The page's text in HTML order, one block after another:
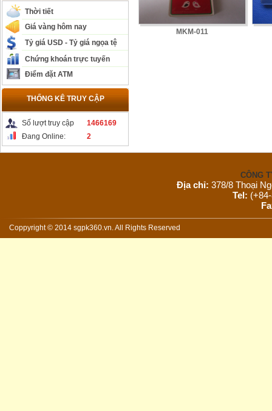
Thời tiết
Giá vàng hôm nay
Tỷ giá USD - Tỷ giá ngọa tệ
Chứng khoán trực tuyến
Điểm đặt ATM
THỐNG KÊ TRUY CẬP
Số lượt truy cập
1466169
Đang Online:
2
MKM-011
CÔNG
Địa chỉ: 378/8 Thoại
Tel:
Email:
Coppyright © 2014 sgpk360.vn. All Rights Reserved